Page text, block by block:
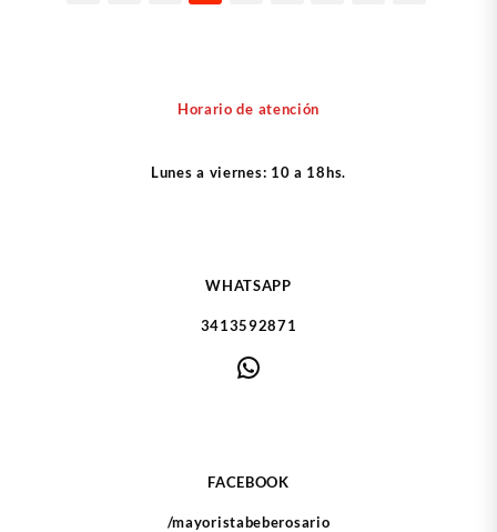
Horario de atención
Lunes a viernes: 10 a 18hs.
WHATSAPP
3413592871
WhatsApp
FACEBOOK
/mayoristabeberosario